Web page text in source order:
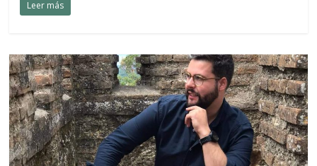
Leer más